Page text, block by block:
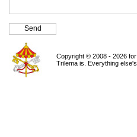
Copyright © 2008 - 2026 for
Trilema is. Everything